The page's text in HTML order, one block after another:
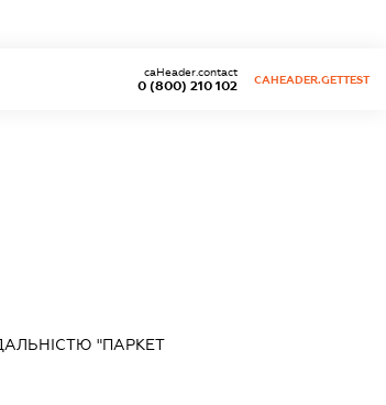
0 (800) 210 102
caHeader.contact
CAHEADER.GETTEST
"ПАРКЕТ